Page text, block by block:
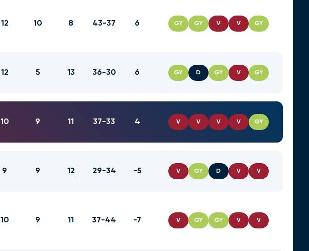
12 10 8 43-37 6 GY GY V V GY
12 5 13 36-30 6 GY D GY V GY
10 9 11 37-33 4 V V V V GY
9 9 12 29-34 -5 V GY D V V
10 9 11 37-44 -7 V GY GY V V